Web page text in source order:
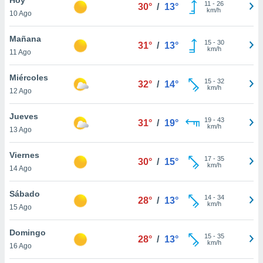
en
más
nuestra
de
cookies
aceptar
10 Ago
30° / 13° 11 - 26
km/h
Mañana
11 Ago
31° / 13° 15- 30
km/h
Miércoles
12 Ago
32° / 14° 15- 32
km/h
Jueves
13 Ago
31° / 19° 19- 43
km/h
Viernes
14 Ago
30° / 15° 17- 35
km/h
Sábado
15 Ago
28° / 13° 14- 34
km/h
Domingo
16 Ago
28° / 13° 15- 35
km/h